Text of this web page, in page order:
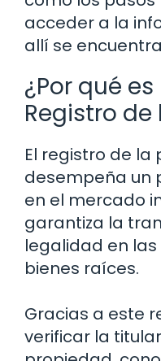
acceder a la
allí se
¿Por qué
Registro
El registro de la
desempeña un
en el mercado
garantiza la
legalidad en
bienes raíces.
Gracias a este
verificar la